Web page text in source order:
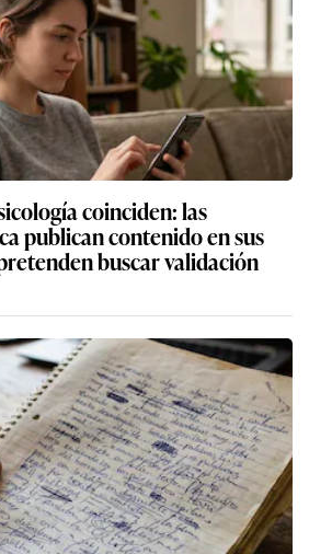
coinciden: las
publican contenido en sus
buscar validación